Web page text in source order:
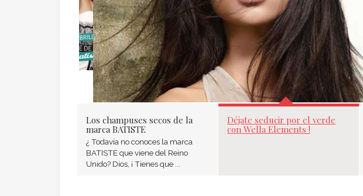
Los champuses secos de la
marca BATISTE
¿ Todavía no conoces la marca
BATISTE que viene del Reino
Unido? Dios, ¡ Tienes que ...
Déjate seducir por el verde
con Wella Elements !